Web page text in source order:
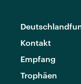
Kontakt
Empfang
Trophäen